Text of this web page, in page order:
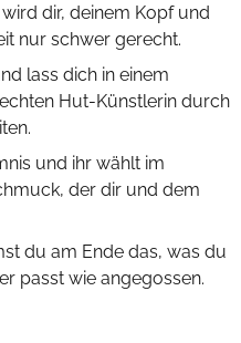
dir, deinem Kopf und
nur schwer gerecht.
lass dich in einem
Hut-Künstlerin durch
und ihr wählt im
der dir und dem
du am Ende das, was du
passt wie angegossen.